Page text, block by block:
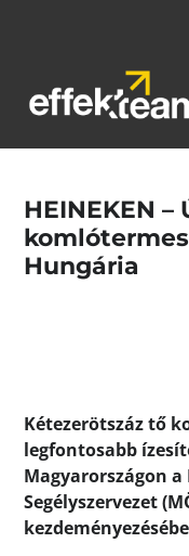
HEINEKEN
Hungária
Kétezerötszáz tő
legfontosabb
Magyarországon
Segélyszervezet